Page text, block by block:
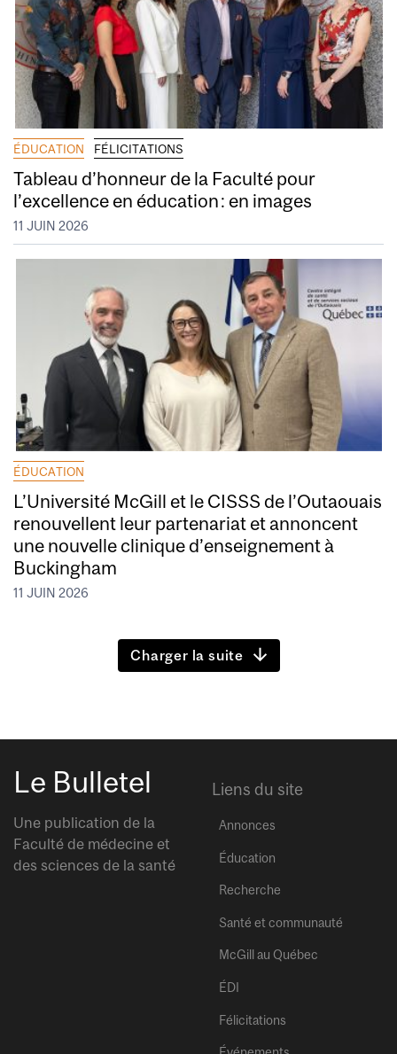
ÉDUCATION FÉLICITATIONS
Tableau d’honneur de la Faculté pour
l’excellence en éducation : en images
11 JUIN 2026
ÉDUCATION
L’Université McGill et le CISSS de l’Outaouais
renouvellent leur partenariat et annoncent
une nouvelle clinique d’enseignement à
Buckingham
11 JUIN 2026
Charger la suite
Le Bulletel
Une publication de la
Faculté de médecine et
des sciences de la santé
Liens du site
Annonces
Éducation
Recherche
Santé et communauté
McGill au Québec
ÉDI
Félicitations